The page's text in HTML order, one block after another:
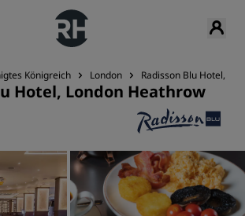
Königreich London Radisson Blu Hotel,
Hotel, London Heathrow